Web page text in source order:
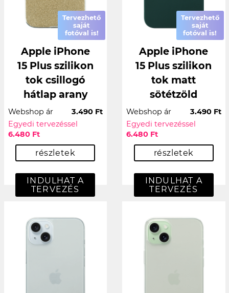
Tervezhető
saját
fotóval is!
Apple iPhone
15 Plus szilikon
tok csillogó
hátlap arany
Webshop ár
3.490 Ft
Egyedi tervezéssel
6.480 Ft
részletek
INDULHAT A
TERVEZÉS
Tervezhető
saját
fotóval is!
Apple iPhone
15 Plus szilikon
tok matt
sötétzöld
Webshop ár
3.490 Ft
Egyedi tervezéssel
6.480 Ft
részletek
INDULHAT A
TERVEZÉS